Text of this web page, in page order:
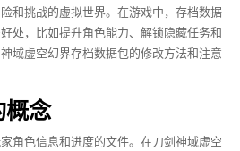
和挑战的虚拟世界。在游戏中，存档数据
处，比如提升角色能力、解锁隐藏任务和
域虚空幻界存档数据包的修改方法和注意
概念
角色信息和进度的文件。在刀剑神域虚空